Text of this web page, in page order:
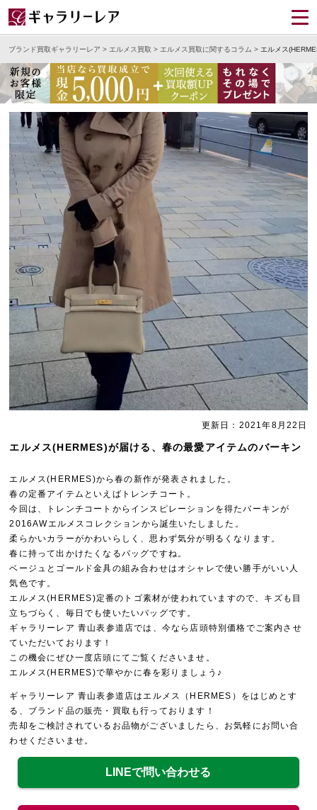
ブランド買取ギャラリーレア > エルメス買取 > エルメス買取に関するコラム > エルメス
更新日：2021年8月22日
エルメス(HERMES)が届ける、春の最愛アイテムのバーキン
エルメス(HERMES)から春の新作が発表されました。
春の定番アイテムといえばトレンチコート。
今回は、トレンチコートからインスピレーションを得たバーキンが
2016AWエルメスコレクションから誕生いたしました。
柔らかいカラーがかわいらしく、思わず気分が明るくなります。
春に持って出かけたくなるバッグですね。
ベージュとゴールド金具の組み合わせはオシャレで使い勝手がいい人
気色です。
エルメス(HERMES)定番のトゴ素材が使われていますので、キズも目
立ちづらく、毎日でも使いたいバッグです。
ギャラリーレア 青山表参道店では、今なら店頭特別価格でご案内させ
ていただいております！
この機会にぜひ一度店頭にてご覧くださいませ。
エルメス(HERMES)で華やかに春を彩りましょう♪
ギャラリーレア 青山表参道店はエルメス（HERMES）をはじめとす
る、ブランド品の販売・買取も行っております！
売却をご検討されているお品物がございましたら、お気軽にお問い合
わせくださいませ。
LINEで問い合わせる